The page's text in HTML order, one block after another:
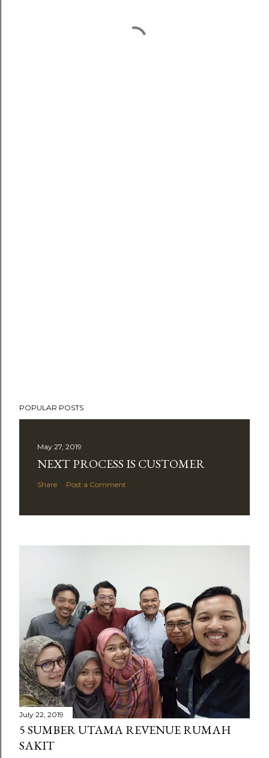
POPULAR POSTS
May 27, 2019
NEXT PROCESS IS CUSTOMER
Share Post a Comment
July 22, 2019
5 SUMBER UTAMA REVENUE RUMAH
SAKIT